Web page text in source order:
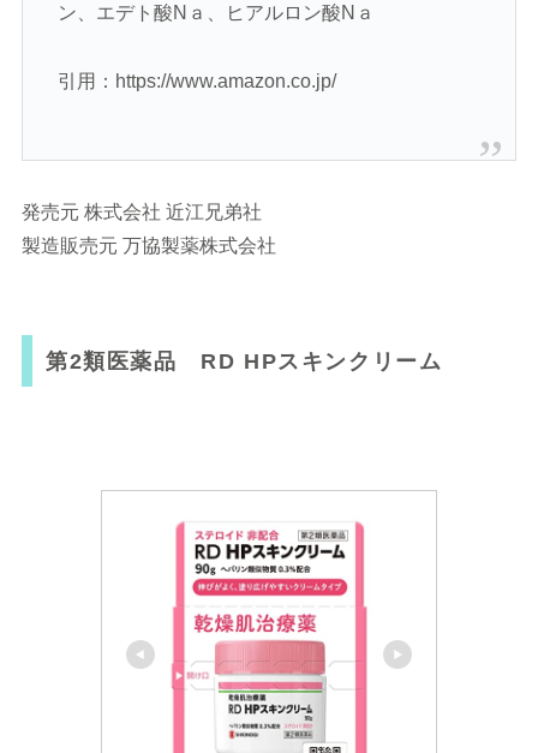
ン、エデト酸Nａ、ヒアルロン酸Nａ
引用：https://www.amazon.co.jp/
発売元 株式会社 近江兄弟社
製造販売元 万協製薬株式会社
第2類医薬品 RD HPスキンクリーム